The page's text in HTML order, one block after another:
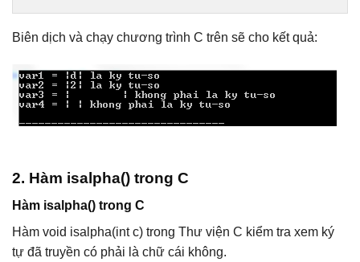
Biên dịch và chạy chương trình C trên sẽ cho kết quả:
2. Hàm isalpha() trong C
Hàm isalpha() trong C
Hàm void isalpha(int c) trong Thư viện C kiểm tra xem ký
tự đã truyền có phải là chữ cái không.